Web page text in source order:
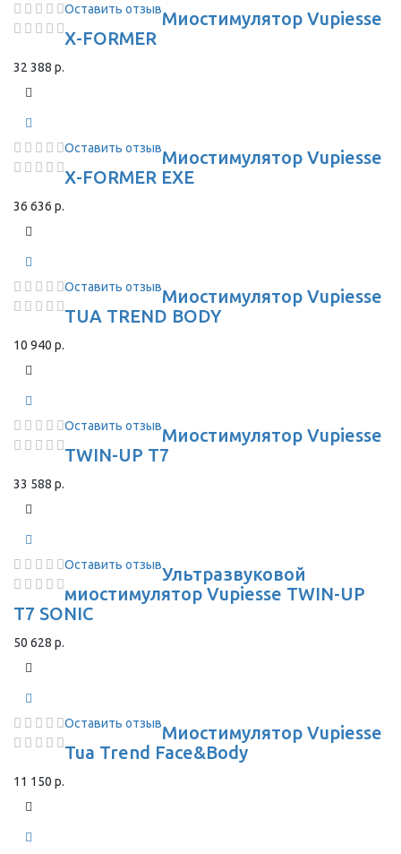
Оставить отзывМиостимулятор Vupiesse
X-FORMER
32 388 р.
Оставить отзывМиостимулятор Vupiesse
X-FORMER EXE
36 636 р.
Оставить отзывМиостимулятор Vupiesse
TUA TREND BODY
10 940 р.
Оставить отзывМиостимулятор Vupiesse
TWIN-UP T7
33 588 р.
Оставить отзывУльтразвуковой
миостимулятор Vupiesse TWIN-UP
T7 SONIC
50 628 р.
Оставить отзывМиостимулятор Vupiesse
Tua Trend Face&Body
11 150 р.